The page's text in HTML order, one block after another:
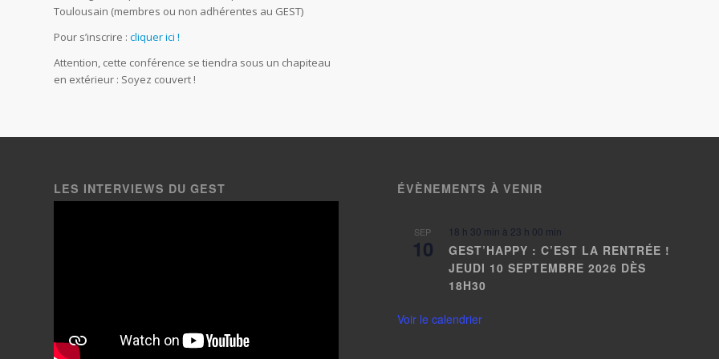
Toulousain (membres ou non adhérentes au GEST)
Pour s’inscrire : cliquer ici !
Attention, cette conférence se tiendra sous un chapiteau
en extérieur : Soyez couvert !
LES INTERVIEWS DU GEST ÉVÈNEMENTS À VENIR
SEP
10
18 h 30 min à 23 h 00 min
GEST’HAPPY : C’EST LA RENTRÉE !
JEUDI 10 SEPTEMBRE 2026 DÈS
18H30
Voir le calendrier